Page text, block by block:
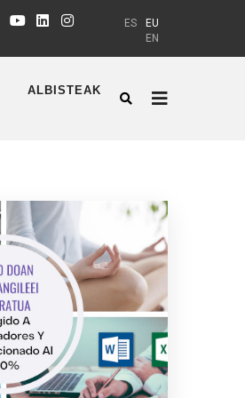
EU
ES
EN
ALBISTEAK